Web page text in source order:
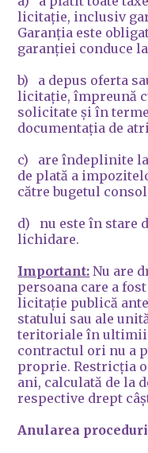
licitație, inclusiv
Garanția este
garanției conduce
b) a depus oferta
licitație, împreună
solicitate și în
documentația de
c) are îndeplinite
de plată a
către bugetul
d) nu este în stare
lichidare.
Important: Nu are
persoana care a
licitație publică
statului sau ale
teritoriale în ultimii
contractul ori nu a
proprie. Restricția
ani, calculată de la
respective drept
Anularea